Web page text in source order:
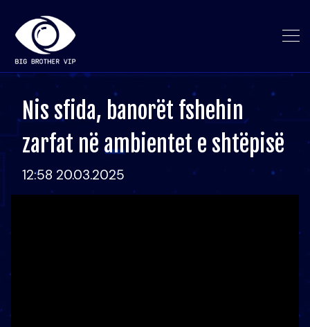
Nis sfida, banorët fshehin
zarfat në ambientet e shtëpisë
12:58 20.03.2025